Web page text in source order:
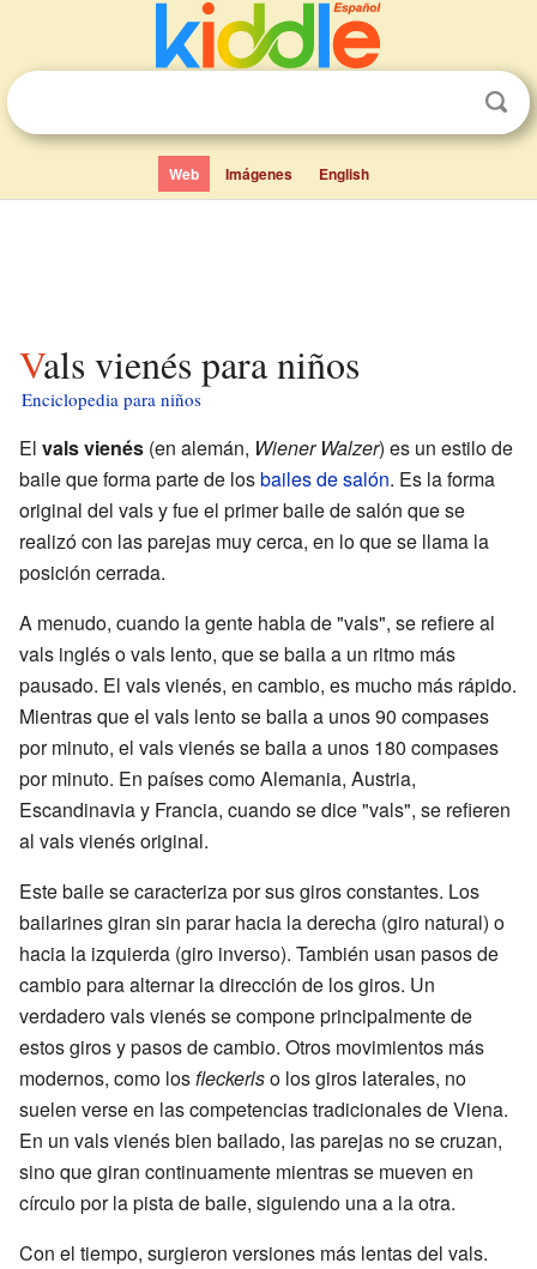
Web Imágenes English
Vals vienés para niños
Enciclopedia para niños
El vals vienés (en alemán, Wiener Walzer) es un estilo de
baile que forma parte de losbailes de salón. Es la forma
original del vals y fue el primer baile de salón que se
realizó con las parejas muy cerca, en lo que se llama la
posición cerrada.
A menudo, cuando la gente habla de "vals", se refiere al
vals inglés o vals lento, que se baila a un ritmo más
pausado. El vals vienés, en cambio, es mucho más rápido.
Mientras que el vals lento se baila a unos 90 compases
por minuto, el vals vienés se baila a unos 180 compases
por minuto. En países como Alemania, Austria,
Escandinavia y Francia, cuando se dice "vals", se refieren
al vals vienés original.
Este baile se caracteriza por sus giros constantes. Los
bailarines giran sin parar hacia la derecha (giro natural) o
hacia la izquierda (giro inverso). También usan pasos de
cambio para alternar la dirección de los giros. Un
verdadero vals vienés se compone principalmente de
estos giros y pasos de cambio. Otros movimientos más
modernos, como losfleckerlso los giros laterales, no
suelen verse en las competencias tradicionales de Viena.
En un vals vienés bien bailado, las parejas no se cruzan,
sino que giran continuamente mientras se mueven en
círculo por la pista de baile, siguiendo una a la otra.
Con el tiempo, surgieron versiones más lentas del vals.